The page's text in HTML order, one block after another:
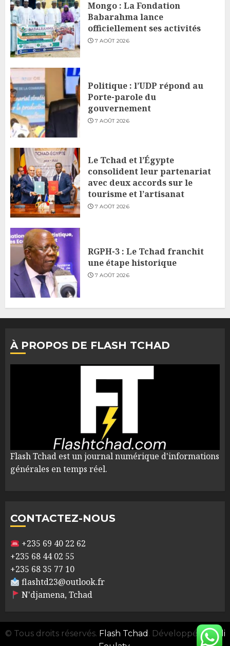
Mongo : La Fondation
Babarahma lance
officiellement ses activités
7 AOÛT 2026
Politique : l’UDP répond au
Porte-parole du
gouvernement
7 AOÛT 2026
Le Tchad et l’Égypte
consolident leur partenariat
avec deux accords sur le
tourisme et l’artisanat
7 AOÛT 2026
RGPH-3 : Le Tchad franchit
une étape historique
7 AOÛT 2026
À PROPOS DE FLASH TCHAD
Flash Tchad est un journal numérique d'informations
générales en temps réel.
CONTACTEZ-NOUS
+235 69 40 22 62
+235 68 44 02 55
+235 68 35 77 10
flashtd23@outlook.fr
N'djamena, Tchad
© Tous droits réservés. Flash Tchad . Développé parAli